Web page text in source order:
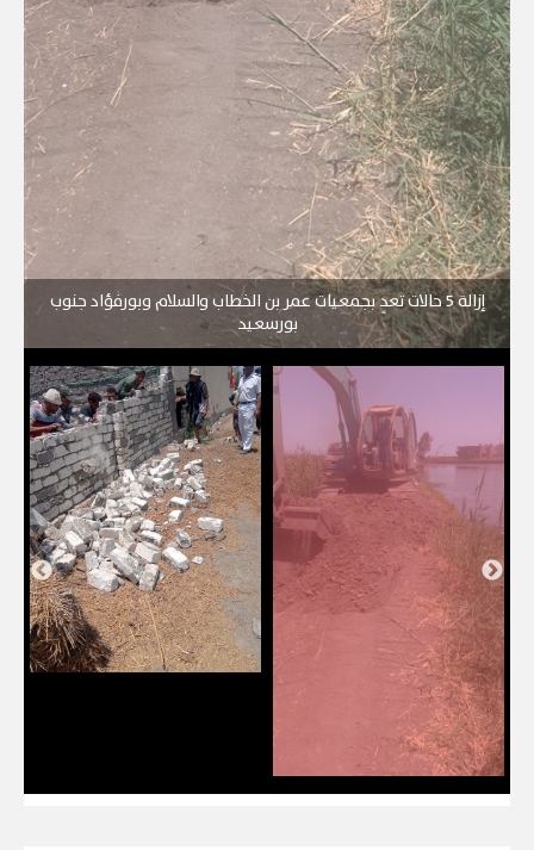
إزالة 5 حالات تعدٍ بجمعيات عمر بن الخطاب والسلام وبورفؤاد جنوب
بورسعيد